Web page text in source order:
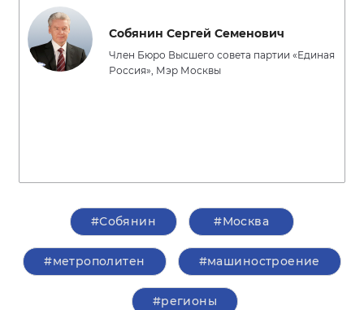
Собянин Сергей Семенович
Член Бюро Высшего совета партии «Единая
Россия», Мэр Москвы
#Собянин #Москва
#метрополитен #машиностроение
#регионы